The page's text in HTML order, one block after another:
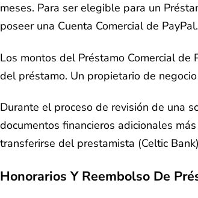
meses. Para ser elegible para un
poseer una Cuenta Comercial de PayPal.
Los montos del Préstamo Comercial
del préstamo. Un propietario de
Durante el proceso de revisión de una
documentos financieros adicionales
transferirse del prestamista (Celtic
Honorarios Y Reembolso De